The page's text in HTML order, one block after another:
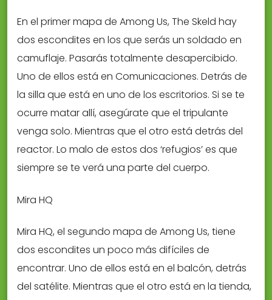
En el primer mapa de Among Us, The Skeld hay
dos escondites en los que serás un soldado en
camuflaje. Pasarás totalmente desapercibido.
Uno de ellos está en Comunicaciones. Detrás de
la silla que está en uno de los escritorios. Si se te
ocurre matar allí, asegúrate que el tripulante
venga solo. Mientras que el otro está detrás del
reactor. Lo malo de estos dos ‘refugios’ es que
siempre se te verá una parte del cuerpo.
Mira HQ
Mira HQ, el segundo mapa de Among Us, tiene
dos escondites un poco más difíciles de
encontrar. Uno de ellos está en el balcón, detrás
del satélite. Mientras que el otro está en la tienda,